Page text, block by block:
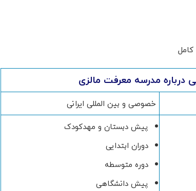
درباره مدرسه معرفت مالزی
خصوصی و بین المللی ایرانی
پیش دبستان و مهدکودک
دوران ابتدایی
دوره متوسطه
پیش دانشگاهی